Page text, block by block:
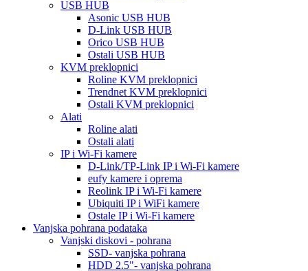
USB HUB
Asonic USB HUB
D-Link USB HUB
Orico USB HUB
Ostali USB HUB
KVM preklopnici
Roline KVM preklopnici
Trendnet KVM preklopnici
Ostali KVM preklopnici
Alati
Roline alati
Ostali alati
IP i Wi-Fi kamere
D-Link/TP-Link IP i Wi-Fi kamere
eufy kamere i oprema
Reolink IP i Wi-Fi kamere
Ubiquiti IP i WiFi kamere
Ostale IP i Wi-Fi kamere
Vanjska pohrana podataka
Vanjski diskovi - pohrana
SSD- vanjska pohrana
HDD 2.5"- vanjska pohrana